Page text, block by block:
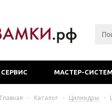
СЕРВИС МАСТЕР-
Главная - Каталог - Цилиндры -